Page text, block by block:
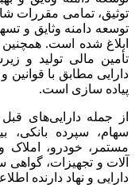
توثیق، تمامی مقررات
توسعه دامنه وثایق و
ابلاغ شده است.
تأمین مالی تولید و
دارایی مطابق با
پیاده سازی است.
از جمله دارایی‌های
سهام، سپرده بانکی،
مستمر، خودرو، املاک
آلات و تجهیزات،
دارایی و نهاد دارنده